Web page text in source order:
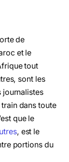
de
et le
tout
sont les
journalistes
dans toute
que le
, est le
portions du